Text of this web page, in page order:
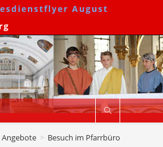
August
Angebote > Besuch im Pfarrbüro